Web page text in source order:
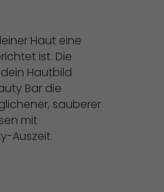
Haut eine
ist. Die
Hautbild
Bar die
sauberer
mit
Auszeit.